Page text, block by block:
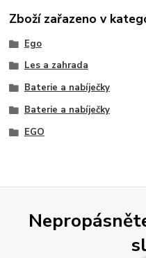
Zboží zařazeno v
Ego
Les a zahrada
Baterie a nabíječky
Baterie a nabíječky
EGO